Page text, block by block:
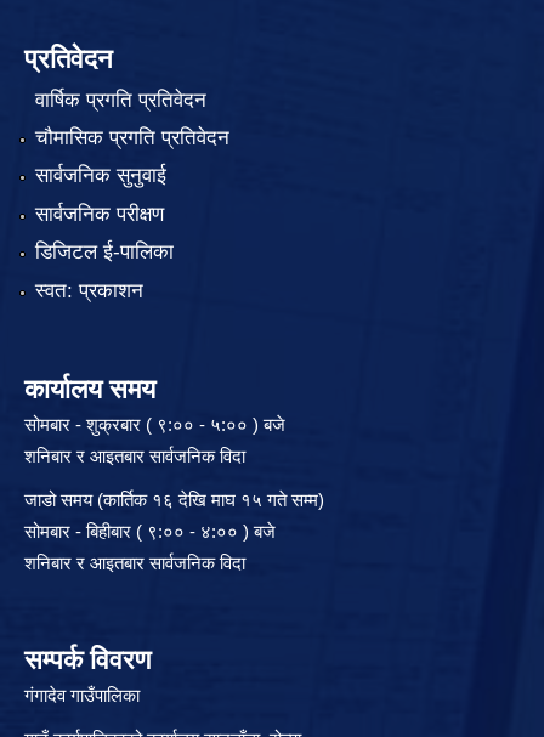
प्रतिवेदन
वार्षिक प्रगति प्रतिवेदन
चौमासिक प्रगति प्रतिवेदन
सार्वजनिक सुनुवाई
सार्वजनिक परीक्षण
डिजिटल ई-पालिका
स्वत: प्रकाशन
कार्यालय समय
सोमबार - शुक्रबार ( ९:०० - ५:०० ) बजे
शनिबार र आइतबार सार्वजनिक विदा
जाडो समय (कार्तिक १६ देखि माघ १५ गते सम्म)
सोमबार - बिहीबार ( ९:०० - ४:०० ) बजे
शनिबार र आइतबार सार्वजनिक विदा
सम्पर्क विवरण
गंगादेव गाउँपालिका